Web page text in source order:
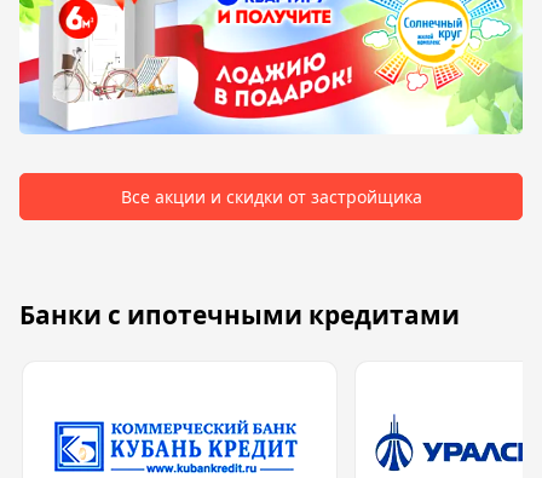
Все акции и скидки от застройщика
Банки с ипотечными кредитами